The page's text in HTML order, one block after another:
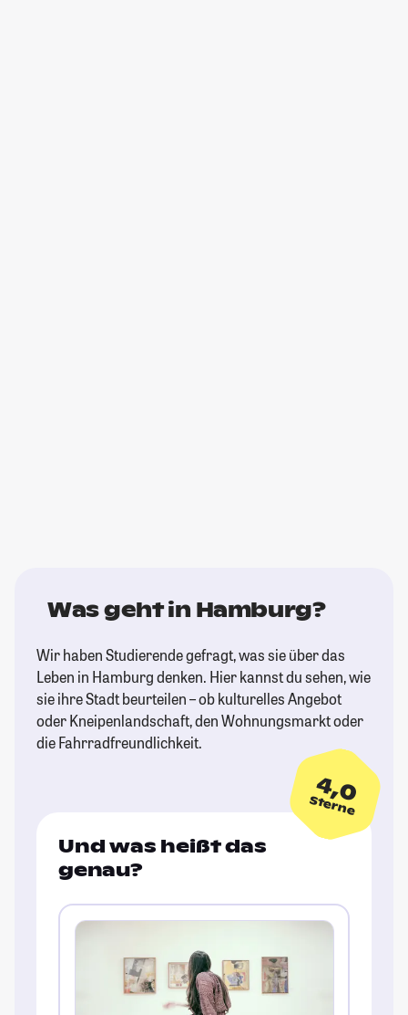
Was geht in Hamburg?
Wir haben Studierende gefragt, was sie über das
Leben in Hamburg denken. Hier kannst du sehen, wie
sie ihre Stadt beurteilen – ob kulturelles Angebot
oder Kneipenlandschaft, den Wohnungsmarkt oder
die Fahrradfreundlichkeit.
4,0
Sterne
Und was heißt das
genau?